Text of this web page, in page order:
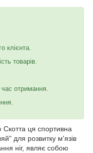
клієнта.
товарів.
отримання.
Скотта ця спортивна
для розвитку м'язів
ніг, являє собою